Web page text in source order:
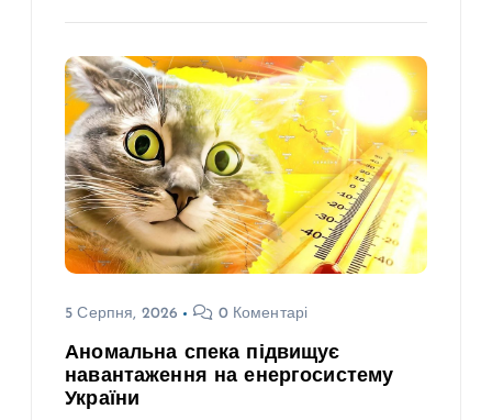
5 Серпня, 2026 0 Коментарі
Аномальна спека підвищує
навантаження на енергосистему
України